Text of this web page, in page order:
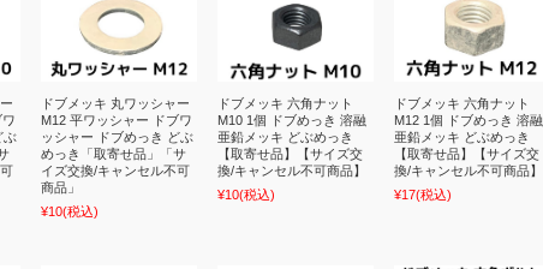
ぶ
ドブメッキ 丸ワッシャー
M12 平ワッシャー ドブワ
ッシャー ドブめっき どぶ
めっき「取寄せ品」「サ
イズ交換/キャンセル不可
商品」
¥10(税込)
ドブメッキ 六角ナット
M10 1個 ドブめっき 溶融
亜鉛メッキ どぶめっき
【取寄せ品】【サイズ交
換/キャンセル不可商品】
¥10(税込)
ドブメッキ 六角ナット
M12 1個 ドブめっき 溶融
亜鉛メッキ どぶめっき
【取寄せ品】【サイズ交
換/キャンセル不可商品】
¥17(税込)